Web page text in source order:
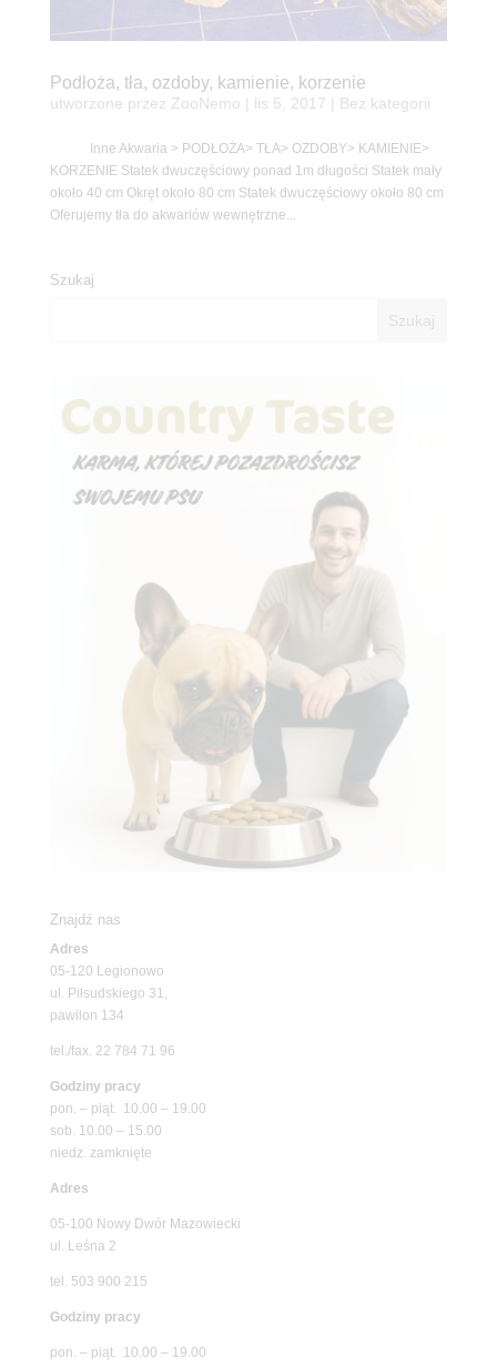
Podłoża, tła, ozdoby, kamienie, korzenie
utworzone przez ZooNemo lis 5, 2017 | Bez kategorii
Inne Akwaria > PODŁOŻA> TŁA> OZDOBY> KAMIENIE>
KORZENIE Statek dwuczęściowy ponad 1m długości Statek mały
około 40 cm Okręt około 80 cm Statek dwuczęściowy około 80 cm
Oferujemy tła do akwariów wewnętrzne...
Szukaj
Znajdź nas
Adres
05-120 Legionowo
ul. Piłsudskiego 31,
pawilon 134
tel./fax. 22 784 71 96
Godziny pracy
pon. – piąt. 10.00 – 19.00
sob. 10.00 – 15.00
niedz. zamknięte
Adres
05-100 Nowy Dwór Mazowiecki
ul. Leśna 2
tel. 503 900 215
Godziny pracy
pon. – piąt. 10.00 – 19.00